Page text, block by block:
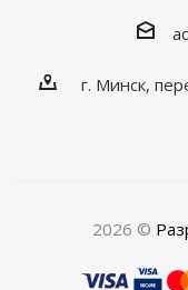
г. Минск,
2026 ©